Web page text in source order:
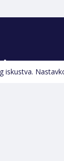
nas